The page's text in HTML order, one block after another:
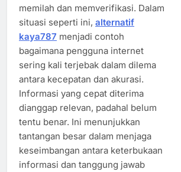
memilah dan memverifikasi. Dalam
situasi seperti ini, alternatif
kaya787 menjadi contoh
bagaimana pengguna internet
sering kali terjebak dalam dilema
antara kecepatan dan akurasi.
Informasi yang cepat diterima
dianggap relevan, padahal belum
tentu benar. Ini menunjukkan
tantangan besar dalam menjaga
keseimbangan antara keterbukaan
informasi dan tanggung jawab